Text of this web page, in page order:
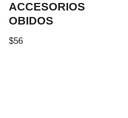
ACCESORIOS
OBIDOS
$56